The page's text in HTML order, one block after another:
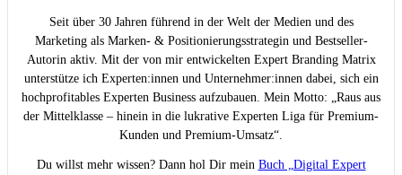
Seit über 30 Jahren führend in der Welt der Medien und des
Marketing als Marken- & Positionierungsstrategin und Bestseller-
Autorin aktiv. Mit der von mir entwickelten Expert Branding Matrix
unterstütze ich Experten:innen und Unternehmer:innen dabei, sich ein
hochprofitables Experten Business aufzubauen. Mein Motto: „Raus aus
der Mittelklasse – hinein in die lukrative Experten Liga für Premium-
Kunden und Premium-Umsatz“.
Du willst mehr wissen? Dann hol Dir mein Buch „Digital Expert